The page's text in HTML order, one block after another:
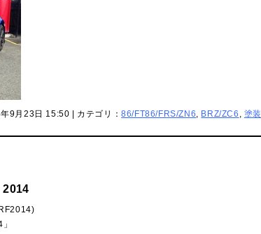
9月23日 15:50 | カテゴリ：86/FT86/FRS/ZN6, BRZ/ZC6 , 塗装
2014